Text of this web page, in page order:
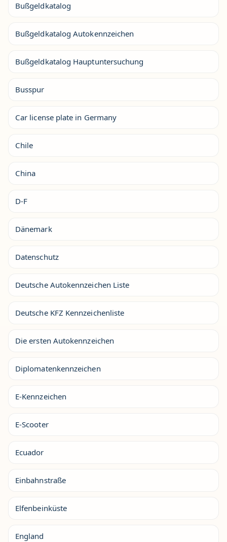
Bußgeldkatalog
Bußgeldkatalog Autokennzeichen
Bußgeldkatalog Hauptuntersuchung
Busspur
Car license plate in Germany
Chile
China
D-F
Dänemark
Datenschutz
Deutsche Autokennzeichen Liste
Deutsche KFZ Kennzeichenliste
Die ersten Autokennzeichen
Diplomatenkennzeichen
E-Kennzeichen
E-Scooter
Ecuador
Einbahnstraße
Elfenbeinküste
England